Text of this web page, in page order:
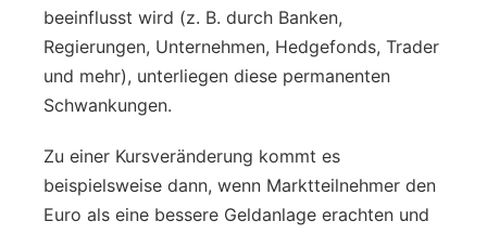
beeinflusst wird (z. B. durch Banken,
Regierungen, Unternehmen, Hedgefonds, Trader
und mehr), unterliegen diese permanenten
Schwankungen.
Zu einer Kursveränderung kommt es
beispielsweise dann, wenn Marktteilnehmer den
Euro als eine bessere Geldanlage erachten und